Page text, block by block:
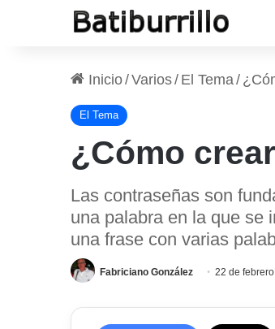
Inicio/Varios/ El Tema/
El Tema
¿Cómo
Las contraseñas son
una palabra en la que se
una frase con varias
Fabriciano González 22 de